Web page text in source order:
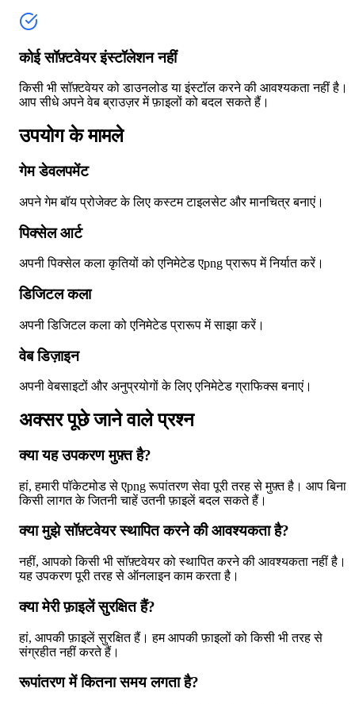
कोई सॉफ़्टवेयर इंस्टॉलेशन नहीं
किसी भी सॉफ़्टवेयर को डाउनलोड या इंस्टॉल करने की आवश्यकता नहीं है।
आप सीधे अपने वेब ब्राउज़र में फ़ाइलों को बदल सकते हैं।
उपयोग के मामले
गेम डेवलपमेंट
अपने गेम बॉय प्रोजेक्ट के लिए कस्टम टाइलसेट और मानचित्र बनाएं।
पिक्सेल आर्ट
अपनी पिक्सेल कला कृतियों को एनिमेटेड एpng प्रारूप में निर्यात करें।
डिजिटल कला
अपनी डिजिटल कला को एनिमेटेड प्रारूप में साझा करें।
वेब डिज़ाइन
अपनी वेबसाइटों और अनुप्रयोगों के लिए एनिमेटेड ग्राफिक्स बनाएं।
अक्सर पूछे जाने वाले प्रश्न
क्या यह उपकरण मुफ़्त है?
हां, हमारी पॉकेटमोड से एpng रूपांतरण सेवा पूरी तरह से मुफ़्त है। आप बिना
किसी लागत के जितनी चाहें उतनी फ़ाइलें बदल सकते हैं।
क्या मुझे सॉफ़्टवेयर स्थापित करने की आवश्यकता है?
नहीं, आपको किसी भी सॉफ़्टवेयर को स्थापित करने की आवश्यकता नहीं है।
यह उपकरण पूरी तरह से ऑनलाइन काम करता है।
क्या मेरी फ़ाइलें सुरक्षित हैं?
हां, आपकी फ़ाइलें सुरक्षित हैं। हम आपकी फ़ाइलों को किसी भी तरह से
संग्रहीत नहीं करते हैं।
रूपांतरण में कितना समय लगता है?